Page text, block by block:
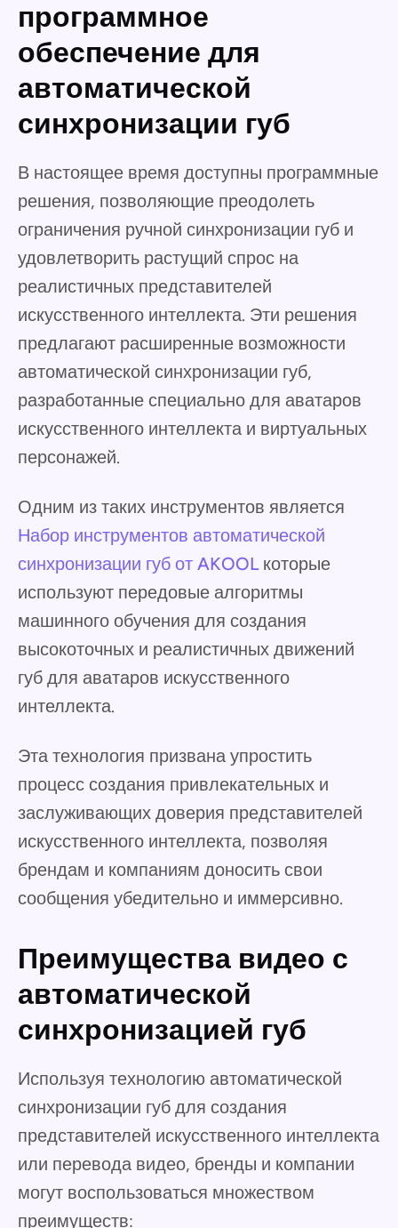
программное
обеспечение для
автоматической
синхронизации губ
В настоящее время доступны программные
решения, позволяющие преодолеть
ограничения ручной синхронизации губ и
удовлетворить растущий спрос на
реалистичных представителей
искусственного интеллекта. Эти решения
предлагают расширенные возможности
автоматической синхронизации губ,
разработанные специально для аватаров
искусственного интеллекта и виртуальных
персонажей.
Одним из таких инструментов является
Набор инструментов автоматической
синхронизации губ от AKOOLкоторые
используют передовые алгоритмы
машинного обучения для создания
высокоточных и реалистичных движений
губ для аватаров искусственного
интеллекта.
Эта технология призвана упростить
процесс создания привлекательных и
заслуживающих доверия представителей
искусственного интеллекта, позволяя
брендам и компаниям доносить свои
сообщения убедительно и иммерсивно.
Преимущества видео с
автоматической
синхронизацией губ
Используя технологию автоматической
синхронизации губ для создания
представителей искусственного интеллекта
или перевода видео, бренды и компании
могут воспользоваться множеством
преимуществ: